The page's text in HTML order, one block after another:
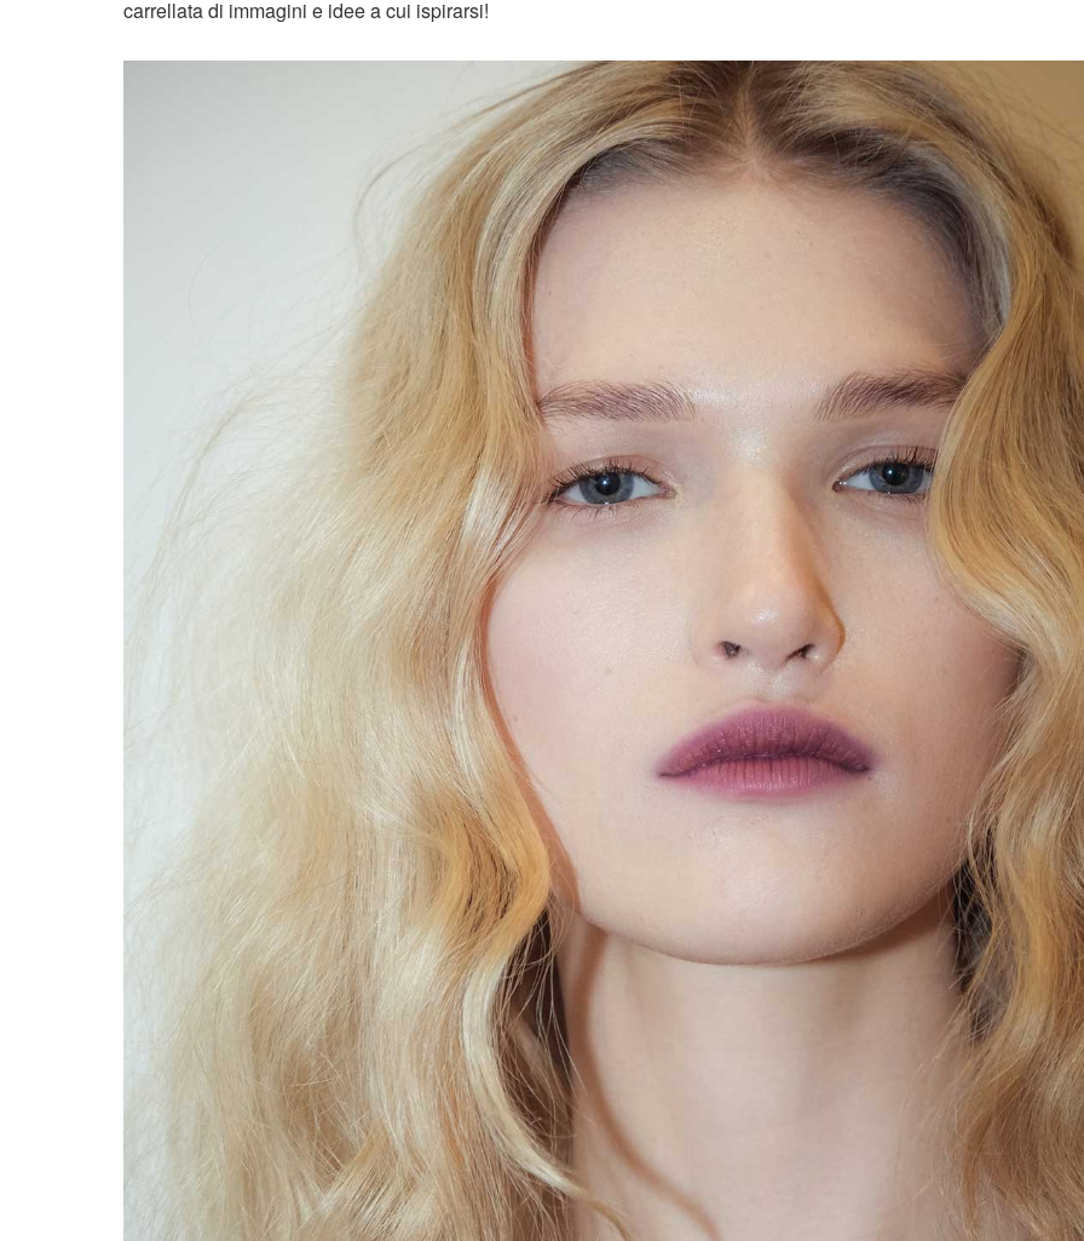
carrellata di immagini e idee a cui ispirarsi!